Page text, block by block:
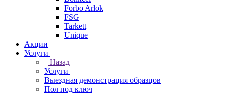
Forbo Arlok
FSG
Tarkett
Unique
Акции
Услуги
Назад
Услуги
Выездная демонстрация образцов
Пол под ключ